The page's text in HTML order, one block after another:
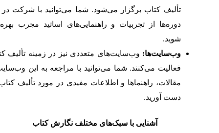
تألیف کتاب برگزار می‌شود. شما می‌توانید با شرکت در
دوره‌ها از تجربیات و راهنمایی‌های اساتید مجرب
شوید.
وب‌سایت‌ها: وب‌سایت‌های متعددی نیز در زمینه تألیف
فعالیت می‌کنند. شما می‌توانید با مراجعه به این
مقالات، راهنماها و اطلاعات مفیدی در مورد تألیف
دست آورید.
آشنایی با سبک‌های مختلف نگارش کتاب